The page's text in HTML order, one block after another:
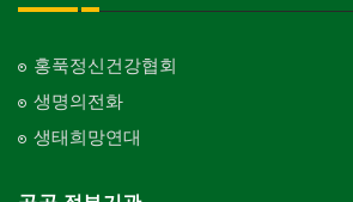
홍푹정신건강협회
생명의전화
생태희망연대